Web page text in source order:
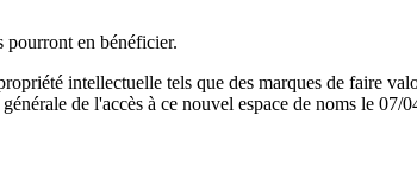
pourront en bénéficier.
intellectuelle tels que des marques de faire
de l'accès à ce nouvel espace de noms le 07/